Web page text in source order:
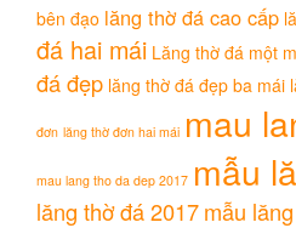
bên đạo lăng thờ đá cao cấp
đá hai mái Lăng thờ đá một
đá đẹp lăng thờ đá đẹp ba mái
đơn lăng thờ đơn hai mái mau
mau lang tho da dep 2017 mẫu
lăng thờ đá 2017mẫu